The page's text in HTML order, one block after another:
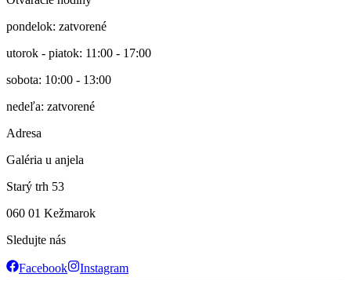
pondelok: zatvorené
utorok - piatok: 11:00 - 17:00
sobota: 10:00 - 13:00
nedeľa: zatvorené
Adresa
Galéria u anjela
Starý trh 53
060 01 Kežmarok
Sledujte nás
Facebook Instagram